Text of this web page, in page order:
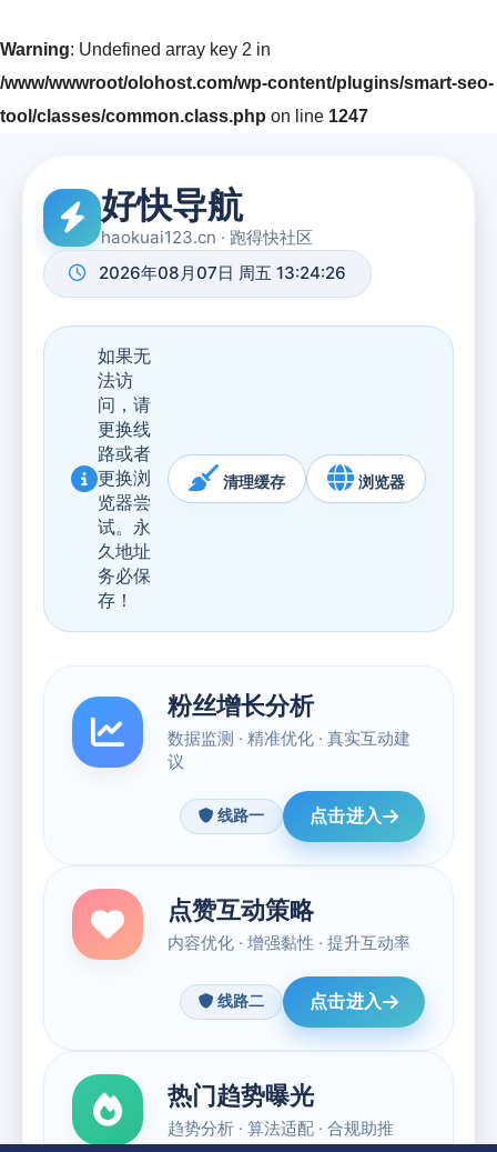
Warning: Undefined array key 2 in
/www/wwwroot/olohost.com/wp-content/plugins/smart-seo-
tool/classes/common.class.php on line 1247